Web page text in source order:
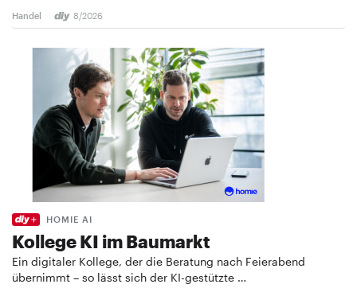
Handel 8/2026
HOMIE AI
Kollege KI im Baumarkt
Ein digitaler Kollege, der die Beratung nach Feierabend
übernimmt – so lässt sich der KI-gestützte …